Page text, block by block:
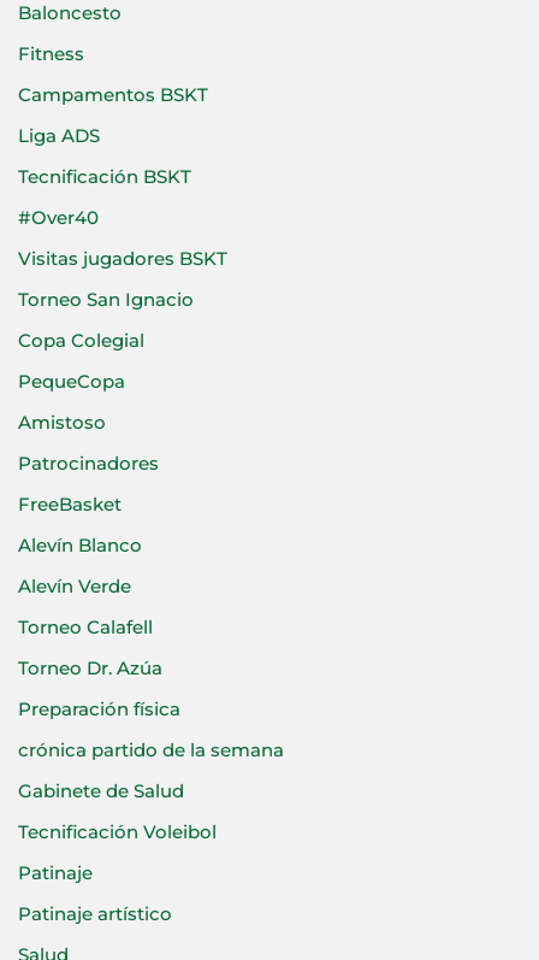
Baloncesto
Fitness
Campamentos BSKT
Liga ADS
Tecnificación BSKT
#Over40
Visitas jugadores BSKT
Torneo San Ignacio
Copa Colegial
PequeCopa
Amistoso
Patrocinadores
FreeBasket
Alevín Blanco
Alevín Verde
Torneo Calafell
Torneo Dr. Azúa
Preparación física
crónica partido de la semana
Gabinete de Salud
Tecnificación Voleibol
Patinaje
Patinaje artístico
Salud